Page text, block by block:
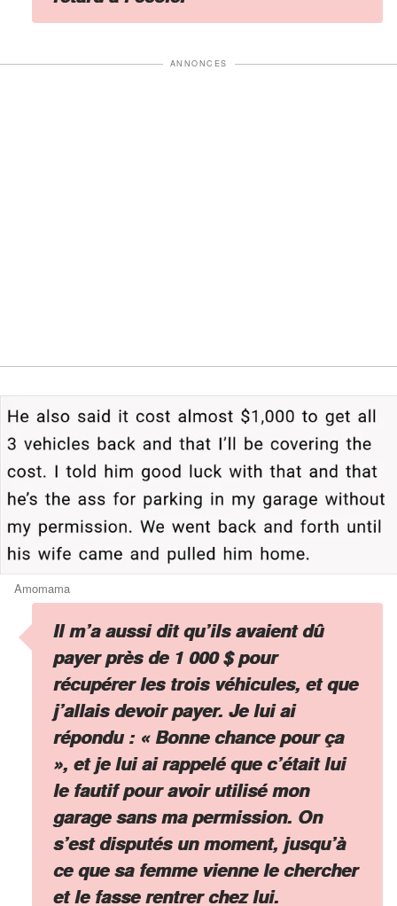
ANNONCES
Amomama
Il m’a aussi dit qu’ils avaient dû
payer près de 1 000 $ pour
récupérer les trois véhicules, et que
j’allais devoir payer. Je lui ai
répondu : « Bonne chance pour ça
», et je lui ai rappelé que c’était lui
le fautif pour avoir utilisé mon
garage sans ma permission. On
s’est disputés un moment, jusqu’à
ce que sa femme vienne le chercher
et le fasse rentrer chez lui.